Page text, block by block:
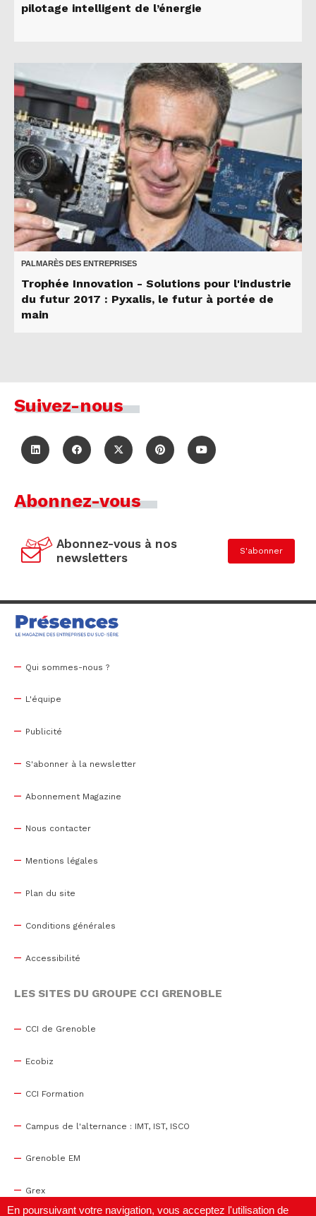
pilotage intelligent de l’énergie
PALMARÈS DES ENTREPRISES
Trophée Innovation - Solutions pour l'industrie
du futur 2017 : Pyxalis, le futur à portée de
main
Suivez-nous
Abonnez-vous
Abonnez-vous à nos
newsletters
S'abonner
Qui sommes-nous ?
L'équipe
Publicité
S'abonner à la newsletter
Abonnement Magazine
Nous contacter
Mentions légales
Plan du site
Conditions générales
Accessibilité
LES SITES DU GROUPE CCI GRENOBLE
CCI de Grenoble
Ecobiz
CCI Formation
Campus de l'alternance : IMT, IST, ISCO
Grenoble EM
Grex
En poursuivant votre navigation, vous acceptez l'utilisation de